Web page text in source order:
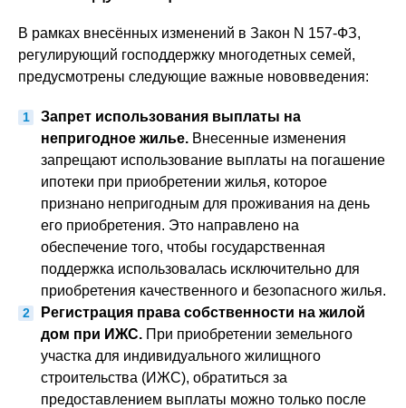
В рамках внесённых изменений в Закон N 157-ФЗ,
регулирующий господдержку многодетных семей,
предусмотрены следующие важные нововведения:
Запрет использования выплаты на
непригодное жилье. Внесенные изменения
запрещают использование выплаты на погашение
ипотеки при приобретении жилья, которое
признано непригодным для проживания на день
его приобретения. Это направлено на
обеспечение того, чтобы государственная
поддержка использовалась исключительно для
приобретения качественного и безопасного жилья.
Регистрация права собственности на жилой
дом при ИЖС. При приобретении земельного
участка для индивидуального жилищного
строительства (ИЖС), обратиться за
предоставлением выплаты можно только после